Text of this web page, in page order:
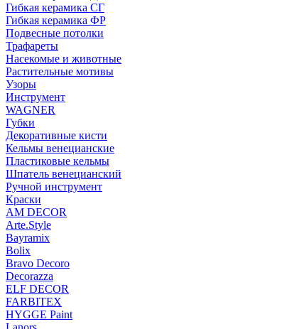
Гибкая керамика СГ
Гибкая керамика ФР
Подвесные потолки
Трафареты
Насекомые и животные
Растительные мотивы
Узоры
Инструмент
WAGNER
Губки
Декоративные кисти
Кельмы венецианские
Пластиковые кельмы
Шпатель венецианский
Ручной инструмент
Краски
AM DECOR
Arte.Style
Bayramix
Bolix
Bravo Decoro
Decorazza
ELF DECOR
FARBITEX
HYGGE Paint